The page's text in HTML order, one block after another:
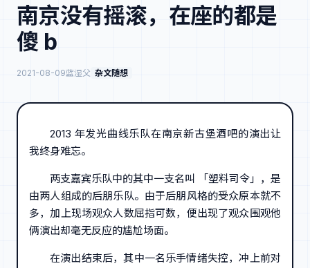
南京没有摇滚，在座的都是
傻 b
2021-08-09蓝湿父 杂文随想
2013 年发光曲线乐队在南京新古堡酒吧的演出让
我终身难忘。
两支嘉宾乐队中的其中一支名叫 「塑料司令」，是
由两人组成的后朋乐队。由于后朋风格的受众原本就不
多，加上现场观众人数屈指可数，便出现了观众围观他
俩演出却毫无反应的尴尬场面。
在演出结束后，其中一名乐手情绪失控，冲上前对